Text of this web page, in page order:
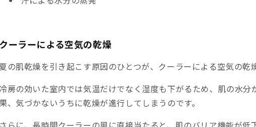
クーラーによる空気の乾燥
夏の肌乾燥を引き起こす原因のひとつが、クーラーによる空気の乾
冷房の効いた室内では気温だけでなく湿度も下がるため、肌の水分
果、気づかないうちに乾燥が進行してしまうのです。